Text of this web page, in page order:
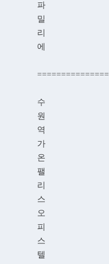
파
밀
리
에
수
원
역
가
온
팰
리
스
오
피
스
텔